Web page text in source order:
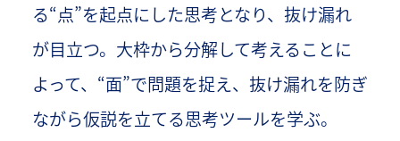
る“点”を起点にした思考となり、抜け漏れ
が目立つ。大枠から分解して考えることに
よって、“面”で問題を捉え、抜け漏れを防ぎ
ながら仮説を立てる思考ツールを学ぶ。